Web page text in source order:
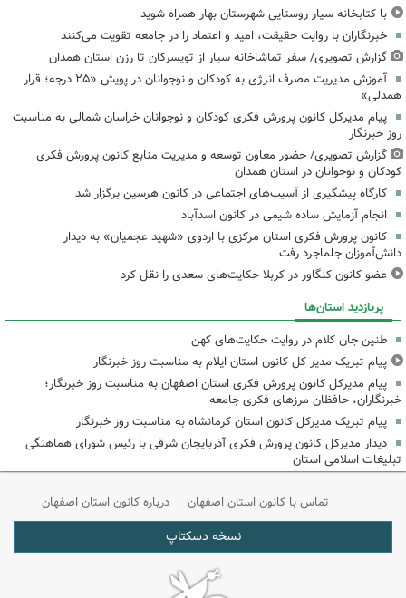
با کتابخانه سیار روستایی شهرستان بهار همراه شوید
خبرنگاران با روایت حقیقت، امید و اعتماد را در جامعه تقویت می‌کنند
گزارش تصویری/ سفر تماشاخانه سیار از تویسرکان تا رزن استان همدان
آموزش مدیریت مصرف انرژی به کودکان و نوجوانان در پویش «۲۵ درجه؛ قرار
همدلی»
پیام مدیرکل کانون پرورش فکری کودکان و نوجوانان خراسان شمالی به مناسبت
روز خبرنگار
گزارش تصویری/ حضور معاون توسعه و مدیریت منابع کانون پرورش فکری
کودکان و نوجوانان در استان همدان
کارگاه پیشگیری از آسیب‌های اجتماعی در کانون هرسین برگزار شد
انجام آزمایش ساده شیمی در کانون اسدآباد
کانون پرورش فکری استان مرکزی با اردوی «شهید عجمیان» به دیدار
دانش‌آموزان جلماجرد رفت
عضو کانون کنگاور در کربلا حکایت‌های سعدی را نقل کرد
پربازدید استان‌ها
طنین جان کلام در روایت حکایت‌های کهن
پیام تبریک مدیر کل کانون استان ایلام به مناسبت روز خبرنگار
پیام مدیرکل کانون پرورش فکری استان اصفهان به مناسبت روز خبرنگار؛
خبرنگاران، حافظان مرزهای فکری جامعه
پیام تبریک مدیرکل کانون استان کرمانشاه به مناسبت روز خبرنگار
دیدار مدیرکل کانون پرورش فکری آذربایجان شرقی با رئیس شورای هماهنگی
تبلیغات اسلامی استان
تماس با کانون استان اصفهان درباره کانون استان اصفهان
نسخه دسکتاپ